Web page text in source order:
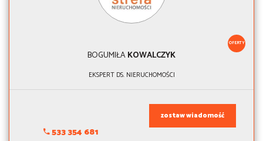
OFERTY
BOGUMIŁAKOWALCZYK
EKSPERT DS. NIERUCHOMOŚCI
533 354 681
zostaw wiadomość